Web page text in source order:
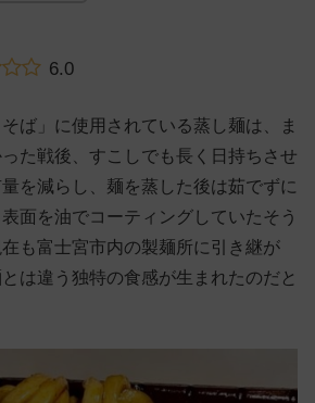
6.0
ば」に使用されている蒸し麺は、ま
た戦後、すこしでも長く日持ちさせ
を減らし、麺を蒸した後は茹でずに
面を油でコーティングしていたそう
も富士宮市内の製麺所に引き継が
は違う独特の食感が生まれたのだと